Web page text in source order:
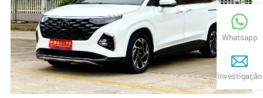
Whatsapp
Investigação